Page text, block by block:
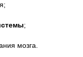
;
мозга.